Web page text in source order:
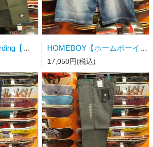
DICKIES skateboarding【ディッキーズエスビー】 LOOSE FIT 13''TWILL WORK SHORT オリーブグリーン HOMEBOY【ホームボーイ】x-tra DESPERADOS Denim SHORTS VINTAGE BLUE
17,050円(税込)